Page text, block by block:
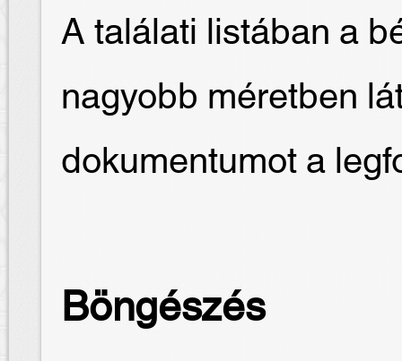
A találati listában a
nagyobb méretben
dokumentumot a
Böngészés